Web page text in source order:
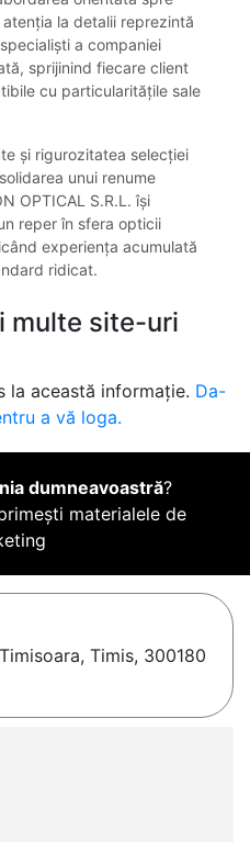
la detalii reprezintă
a companiei
sprijinind fiecare client
cu particularitățile sale
și rigurozitatea selecției
unui renume
OPTICAL S.R.L. își
reper în sfera opticii
experiența acumulată
ridicat.
multe site-uri
la această informație. Da-
a vă loga.
dumneavoastră?
materialele de
Timis, 300180